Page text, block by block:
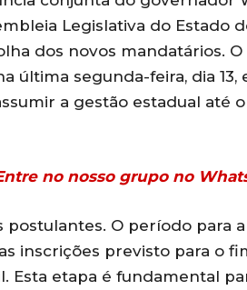
Legislativa do Estado
dos novos mandatários.
última segunda-feira, dia 13,
a gestão estadual até
no nosso grupo no
O período para
inscrições previsto para o
Esta etapa é fundamental